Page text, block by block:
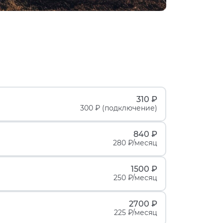
310 ₽
300 ₽ (подключение)
840 ₽
280 ₽/месяц
1500 ₽
250 ₽/месяц
2700 ₽
225 ₽/месяц